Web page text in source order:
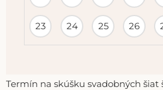
23 24 25 26
Termín na skúšku svadobných šiat